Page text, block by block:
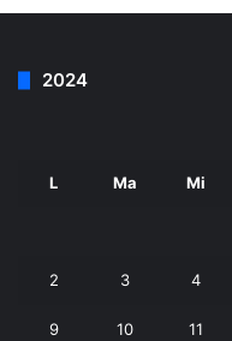
2024
L Ma Mi
2 3 4
9 10 11